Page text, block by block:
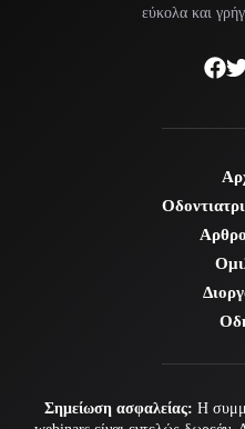
εύκολα και
Σημείωση ασφαλείας: Η